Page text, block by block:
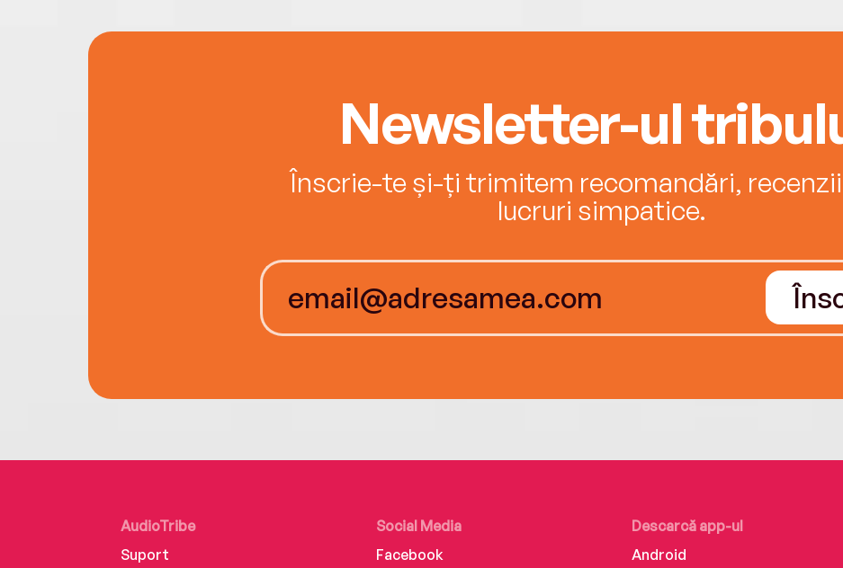
Newsletter-ul
Înscrie-te și-ți trimitem recomandări,
lucruri simpatice.
AudioTribe
Suport
Social Media
Facebook
Descarcă app-ul
Android